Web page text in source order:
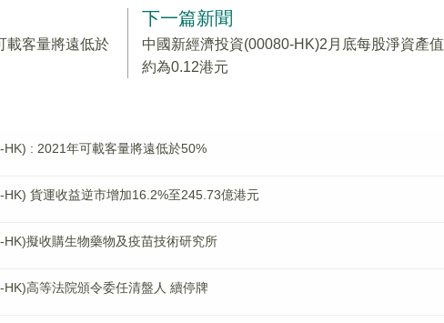
載客量將遠低於
下一篇新聞
中國新經濟投資(00080-HK)2月底每股淨資產值
約為0.12港元
HK) : 2021年可載客量將遠低於50%
HK) 貨運收益逆市增加16.2%至245.73億港元
擬收購生物藥物及疫苗技術研究所
HK)高等法院頒令委任清盤人 續停牌